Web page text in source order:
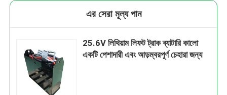
এর সেরা মূল্য পান
25.6V লিথিয়াম লিফট ট্রাক ব্যাটারি কালো
একটি পেশাদারী এবং আড়ম্বরপূর্ণ চেহারা জন্য